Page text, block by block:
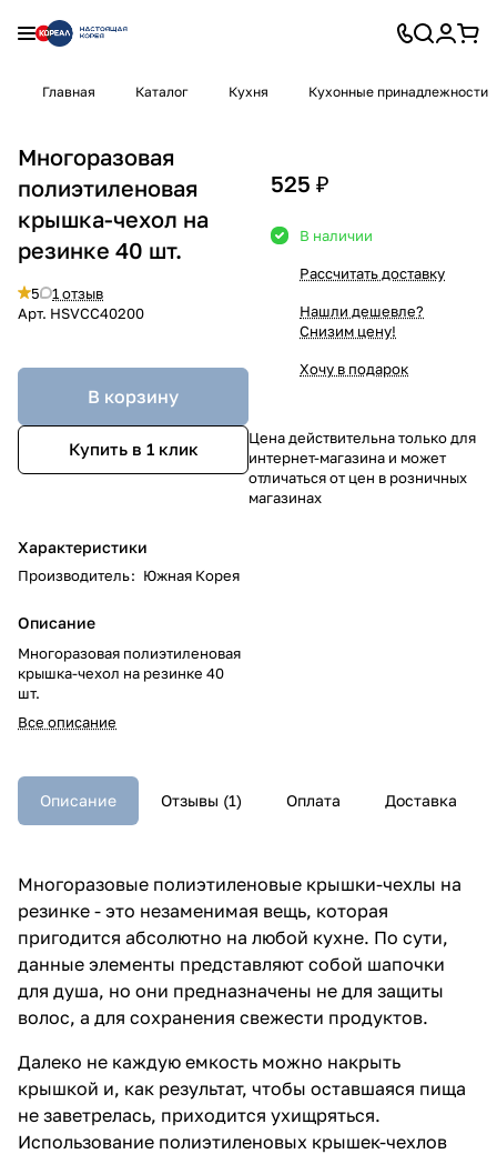
Главная Каталог Кухня Кухонные принадлежности
Многоразовая
полиэтиленовая
крышка-чехол на
резинке 40 шт.
5
1 отзыв
Арт. HSVCC40200
В корзину
Купить в 1 клик
Характеристики
Производитель: Южная Корея
Описание
Многоразовая полиэтиленовая
крышка-чехол на резинке 40
шт.
Все описание
525 ₽
В наличии
Рассчитать доставку
Нашли дешевле?
Снизим цену!
Хочу в подарок
Цена действительна только для
интернет-магазина и может
отличаться от цен в розничных
магазинах
Описание Отзывы (1) Оплата Доставка
Многоразовые полиэтиленовые крышки-чехлы на
резинке - это незаменимая вещь, которая
пригодится абсолютно на любой кухне. По сути,
данные элементы представляют собой шапочки
для душа, но они предназначены не для защиты
волос, а для сохранения свежести продуктов.
Далеко не каждую емкость можно накрыть
крышкой и, как результат, чтобы оставшаяся пища
не заветрелась, приходится ухищряться.
Использование полиэтиленовых крышек-чехлов